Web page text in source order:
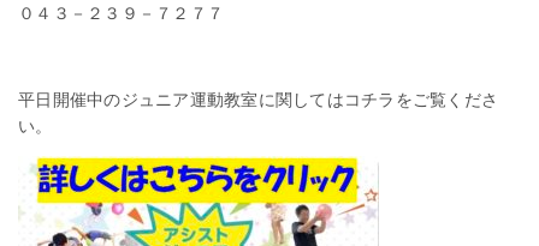
０４３－２３９－７２７７
平日開催中のジュニア運動教室に関してはコチラをご覧くださ
い。